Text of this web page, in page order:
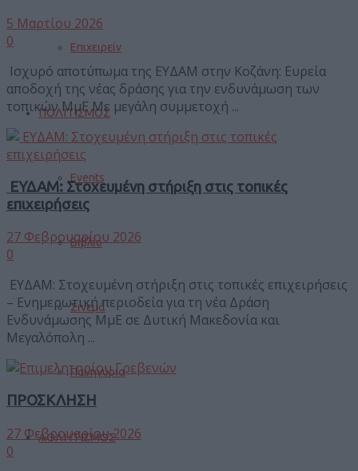
Επιχειρείν
ΠΟΛΙΤΙΣΜΟΣ
Events
Βιβλίο
Σινεμά
Πανηγύρια
ΑΘΛΗΤΙΣΜΟΣ
5 Μαρτίου 2026
0
Ισχυρό αποτύπωμα της ΕΥΔΑΜ στην Κοζάνη: Ευρεία
αποδοχή της νέας δράσης για την ενδυνάμωση των
τοπικών ΜμΕ Με μεγάλη συμμετοχή ...
ΕΥΔΑΜ: Στοχευμένη στήριξη στις τοπικές
επιχειρήσεις
27 Φεβρουαρίου 2026
0
ΕΥΔΑΜ: Στοχευμένη στήριξη στις τοπικές επιχειρήσεις
– Ενημερωτική περιοδεία για τη νέα Δράση
Ενδυνάμωσης ΜμΕ σε Δυτική Μακεδονία και
Μεγαλόπολη ...
ΠΡΟΣΚΛΗΣΗ
27 Φεβρουαρίου 2026
0